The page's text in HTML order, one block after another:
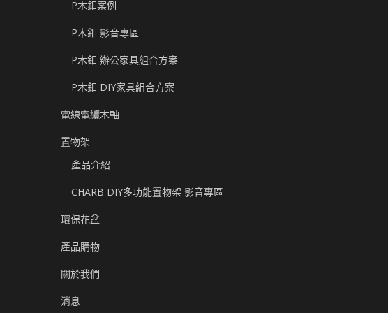
P木釦案例
P木釦 影音專區
P木釦 辦公家具組合方案
P木釦 DIY家具組合方案
電線電纜木軸
置物架
產品介紹
CHARB DIY多功能置物架 影音專區
環保花盆
產品購物
關於我們
消息